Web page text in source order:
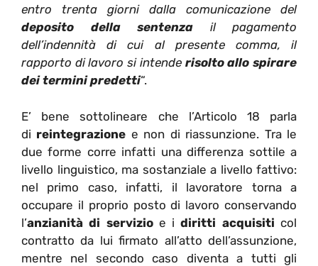
entro trenta giorni dalla comunicazione del
deposito della sentenza il pagamento
dell’indennità di cui al presente comma, il
rapporto di lavoro si intende risolto allo spirare
dei termini predetti“.
E’ bene sottolineare che l’Articolo 18 parla
di reintegrazione e non di riassunzione. Tra le
due forme corre infatti una differenza sottile a
livello linguistico, ma sostanziale a livello fattivo:
nel primo caso, infatti, il lavoratore torna a
occupare il proprio posto di lavoro conservando
l’anzianità di servizioe idiritti acquisiti col
contratto da lui firmato all’atto dell’assunzione,
mentre nel secondo caso diventa a tutti gli